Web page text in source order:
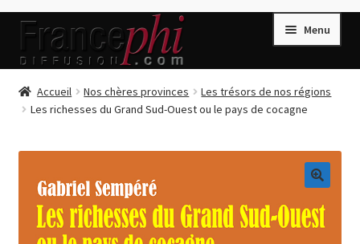
Aller
la
Aller
contenu
Menu
Accueil
Accueil
Conditions de Vente
Connection
Accueil Nos chères provinces
Les trésors de nos régions
Les richesses du Grand Sud-Ouest ou le pays de cocagne